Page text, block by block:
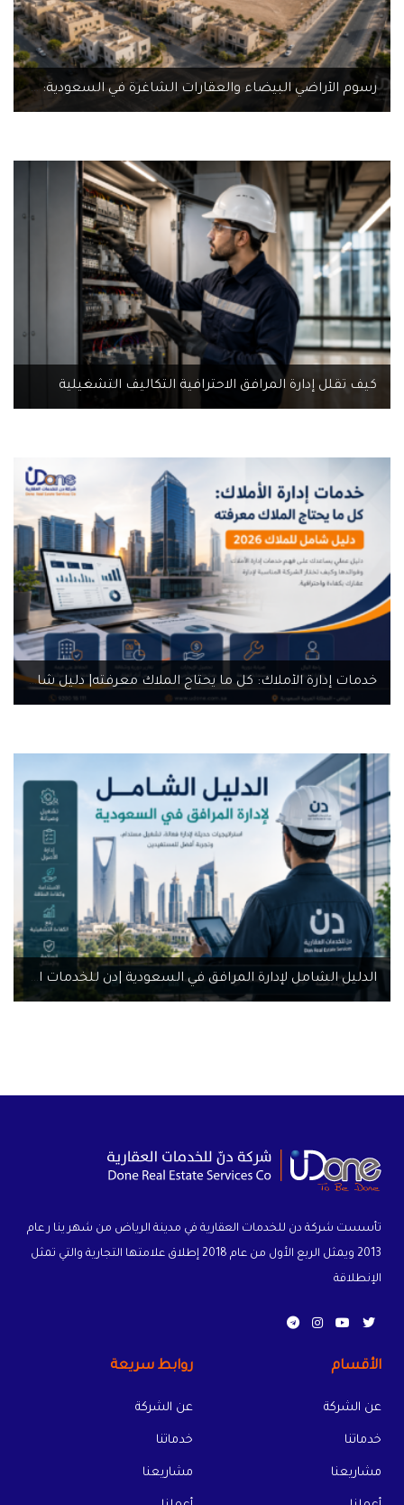
رسوم الأراضي البيضاء والعقارات الشاغرة في السعودية: الدليل الشامل 2026
كيف تقلل إدارة المرافق الاحترافية التكاليف التشغيلية
خدمات إدارة الأملاك: كل ما يحتاج الملاك معرفته| دليل شامل للملاك 2026
الدليل الشامل لإدارة المرافق في السعودية |دن للخدمات العقارية
تأسست شركة دن للخدمات العقارية في مدينة الرياض من شهر ينا ر عام
2013 ويمثل الربع الأول من عام 2018 إطلاق علامتها التجارية والتي تمثل
الإنطلاقة
الأقسام
عن الشركة
خدماتنا
مشاريعنا
روابط سريعة
عن الشركة
خدماتنا
مشاريعنا